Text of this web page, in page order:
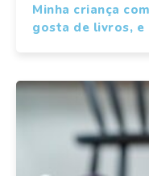
Minha criança
gosta de livros, e